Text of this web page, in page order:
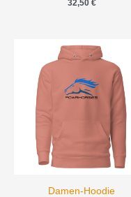
32,50 €
Damen-Hoodie